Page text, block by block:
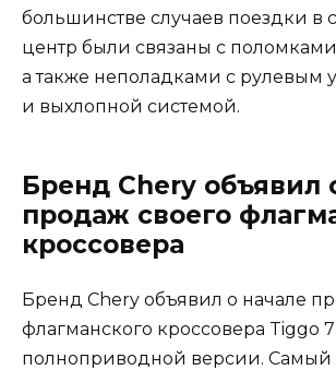
большинстве случаев поездки в
центр были связаны с
а также неполадками с рулевым
и выхлопной системой.
Бренд Chery объявил
продаж своего
кроссовера
Бренд Chery объявил о начале
флагманского кроссовера Tiggo
полноприводной версии.